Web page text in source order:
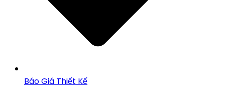
Báo Giá Thiết Kế